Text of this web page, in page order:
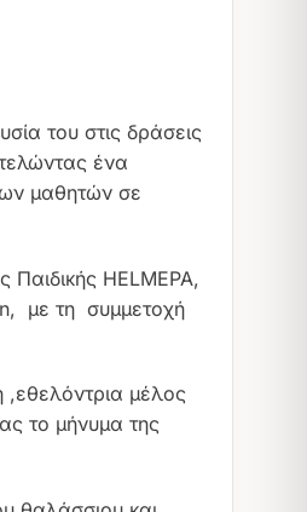
του στις δράσεις
ένα
μαθητών σε
Παιδικής HELMEPA,
με τη συμμετοχή
μέλος
το μήνυμα της